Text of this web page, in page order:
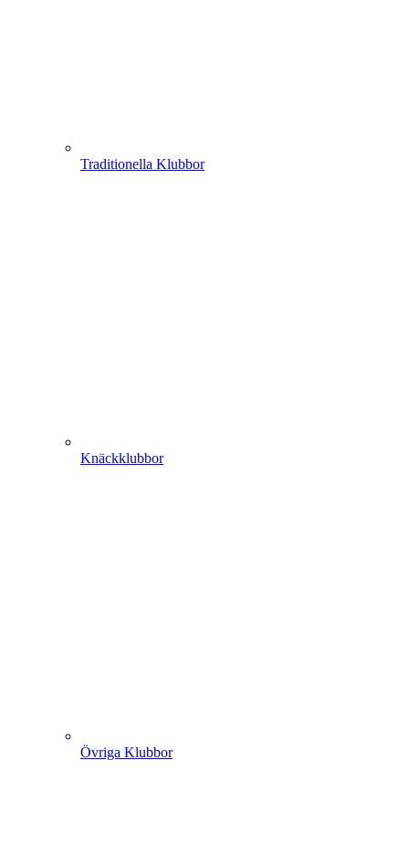
Traditionella Klubbor
Knäckklubbor
Övriga Klubbor